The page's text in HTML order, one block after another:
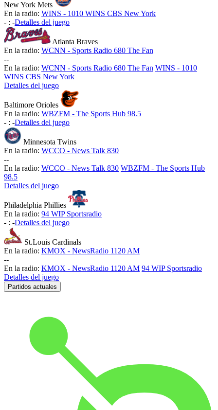
New York Mets
En la radio: WINS - 1010 WINS CBS New York
- : -Detalles del juego
Atlanta Braves
En la radio: WCNN - Sports Radio 680 The Fan
--
En la radio: WCNN - Sports Radio 680 The Fan WINS - 1010
WINS CBS New York
Detalles del juego
Baltimore Orioles
En la radio: WBZFM - The Sports Hub 98.5
- : -Detalles del juego
Minnesota Twins
En la radio: WCCO - News Talk 830
--
En la radio: WCCO - News Talk 830 WBZFM - The Sports Hub
98.5
Detalles del juego
Philadelphia Phillies
En la radio: 94 WIP Sportsradio
- : -Detalles del juego
St.Louis Cardinals
En la radio: KMOX - NewsRadio 1120 AM
--
En la radio: KMOX - NewsRadio 1120 AM 94 WIP Sportsradio
Detalles del juego
Partidos actuales